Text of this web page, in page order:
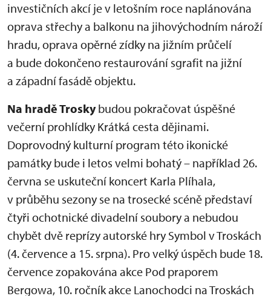
investičních akcí je v letošním roce naplánována
oprava střechy a balkonu na jihovýchodním nároží
hradu, oprava opěrné zídky na jižním průčelí
a bude dokončeno restaurování sgrafit na jižní
a západní fasádě objektu.
Na hradě Troskybudou pokračovat úspěšné
večerní prohlídky Krátká cesta dějinami.
Doprovodný kulturní program této ikonické
památky bude i letos velmi bohatý – například 26.
června se uskuteční koncert Karla Plíhala,
v průběhu sezony se na trosecké scéně představí
čtyři ochotnické divadelní soubory a nebudou
chybět dvě reprízy autorské hry Symbol v Troskách
(4. července a 15. srpna). Pro velký úspěch bude 18.
července zopakována akce Pod praporem
Bergowa, 10. ročník akce Lanochodci na Troskách